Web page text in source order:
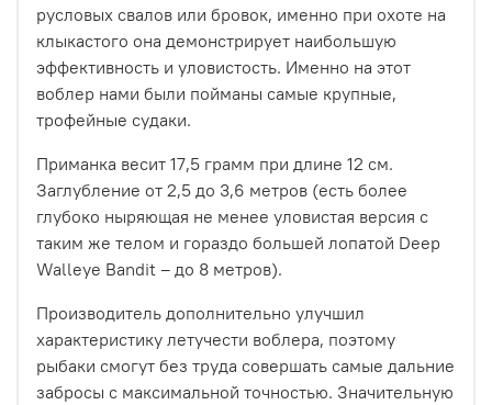
русловых свалов или бровок, именно при охоте на
клыкастого она демонстрирует наибольшую
эффективность и уловистость. Именно на этот
воблер нами были пойманы самые крупные,
трофейные судаки.
Приманка весит 17,5 грамм при длине 12 см.
Заглубление от 2,5 до 3,6 метров (есть более
глубоко ныряющая не менее уловистая версия с
таким же телом и гораздо большей лопатой Deep
Walleye Bandit – до 8 метров).
Производитель дополнительно улучшил
характеристику летучести воблера, поэтому
рыбаки смогут без труда совершать самые дальние
забросы с максимальной точностью. Значительную